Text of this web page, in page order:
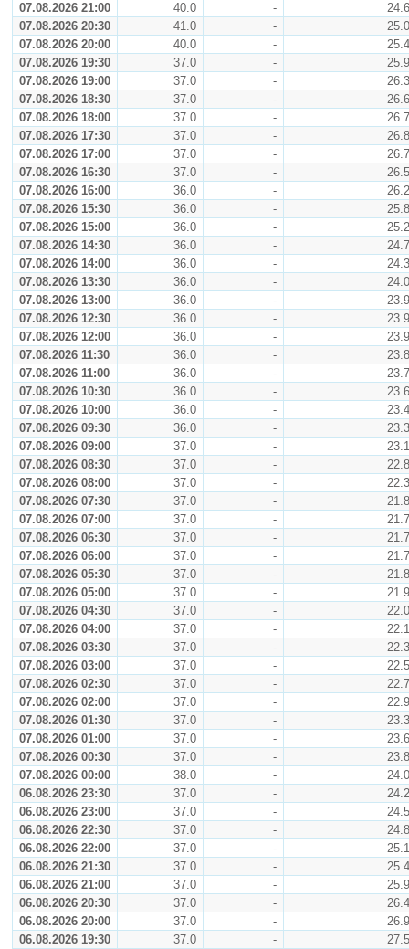
07.08.2026 21:00
40.0 -
24.6
07.08.2026 20:30
41.0 -
25.0
07.08.2026 20:00
40.0 -
25.4
07.08.2026 19:30
37.0 -
25.9
07.08.2026 19:00
37.0 -
26.3
07.08.2026 18:30
37.0 -
26.6
07.08.2026 18:00
37.0 -
26.7
07.08.2026 17:30
37.0 -
26.8
07.08.2026 17:00
37.0 -
26.7
07.08.2026 16:30
37.0 -
26.5
07.08.2026 16:00
36.0 -
26.2
07.08.2026 15:30
36.0 -
25.8
07.08.2026 15:00
36.0 -
25.2
07.08.2026 14:30
36.0 -
24.7
07.08.2026 14:00
36.0 -
24.3
07.08.2026 13:30
36.0 -
24.0
07.08.2026 13:00
36.0 -
23.9
07.08.2026 12:30
36.0 -
23.9
07.08.2026 12:00
36.0 -
23.9
07.08.2026 11:30
36.0 -
23.8
07.08.2026 11:00
36.0 -
23.7
07.08.2026 10:30
36.0 -
23.6
07.08.2026 10:00
36.0 -
23.4
07.08.2026 09:30
36.0 -
23.3
07.08.2026 09:00
37.0 -
23.1
07.08.2026 08:30
37.0 -
22.8
07.08.2026 08:00
37.0 -
22.3
07.08.2026 07:30
37.0 -
21.8
07.08.2026 07:00
37.0 -
21.7
07.08.2026 06:30
37.0 -
21.7
07.08.2026 06:00
37.0 -
21.7
07.08.2026 05:30
37.0 -
21.8
07.08.2026 05:00
37.0 -
21.9
07.08.2026 04:30
37.0 -
22.0
07.08.2026 04:00
37.0 -
22.1
07.08.2026 03:30
37.0 -
22.3
07.08.2026 03:00
37.0 -
22.5
07.08.2026 02:30
37.0 -
22.7
07.08.2026 02:00
37.0 -
22.9
07.08.2026 01:30
37.0 -
23.3
07.08.2026 01:00
37.0 -
23.6
07.08.2026 00:30
37.0 -
23.8
07.08.2026 00:00
38.0 -
24.0
06.08.2026 23:30
37.0 -
24.2
06.08.2026 23:00
37.0 -
24.5
06.08.2026 22:30
37.0 -
24.8
06.08.2026 22:00
37.0 -
25.1
06.08.2026 21:30
37.0 -
25.4
06.08.2026 21:00
37.0 -
25.9
06.08.2026 20:30
37.0 -
26.4
06.08.2026 20:00
37.0 -
26.9
06.08.2026 19:30
37.0 -
27.5